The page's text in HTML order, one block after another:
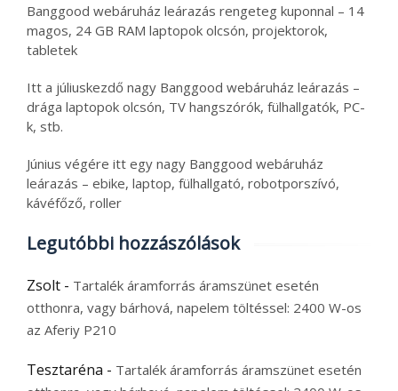
Banggood webáruház leárazás rengeteg kuponnal – 14
magos, 24 GB RAM laptopok olcsón, projektorok,
tabletek
Itt a júliuskezdő nagy Banggood webáruház leárazás –
drága laptopok olcsón, TV hangszórók, fülhallgatók, PC-
k, stb.
Június végére itt egy nagy Banggood webáruház
leárazás – ebike, laptop, fülhallgató, robotporszívó,
kávéfőző, roller
Legutóbbi hozzászólások
Zsolt - Tartalék áramforrás áramszünet esetén
otthonra, vagy bárhová, napelem töltéssel: 2400 W-os
az Aferiy P210
Tesztaréna - Tartalék áramforrás áramszünet esetén